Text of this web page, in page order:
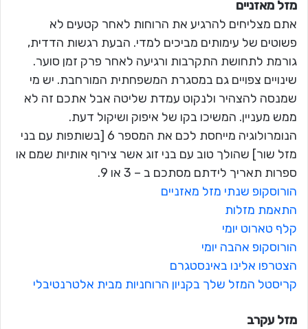
מזל מאזניים
אתם מצליחים להרגיע את הרוחות לאחר קטעים לא
פשוטים של עימותים מביכים למדי. הבעת רגשות הדדית,
גורמת לתחושת התקרבות ורגיעה לאחר פרק זמן סוער.
שינויים צפויים גם במסגרת המשפחתית המורחבת. יש מי
שמנסה להצהיר ולנקוט עמדת שליטה אבל אתכם זה לא
ממש מעניין. המשיכו בקו של איפוק ושיקול דעת.
הנומרולוגיה מייחסת לכם את המספר 6 [בשותפות עם בני
מזל שור] שהולך טוב עם בני זוג אשר צירוף אותיות שמם או
ספרות תאריך לידתם מסתכם ב – 3 או 9.
הורוסקופ שנתי מזל מאזניים
התאמת מזלות
קלף טארוט יומי
הורוסקופ אהבה יומי
הצטרפו אלינו באינסטגרם
קריסטל המזל שלך בקניון הרוחניות מבית אלטרנטיבלי
מזל עקרב